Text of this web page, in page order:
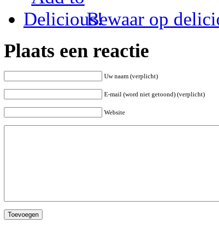
Bewaar op
Plaats een reactie
Uw naam (verplicht)
E-mail (word niet getoond) (verplicht)
Website